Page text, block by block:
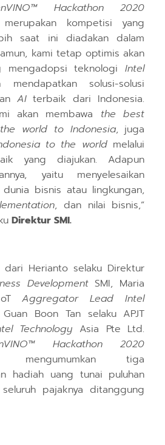
Hackathon 2020
kompetisi yang
saat ini diadakandalam
amun, kami tetap optimis akan
mengadopsi teknologiIntel
solusi-solusi
AIterbaik dari Indonesia.
akan membawa the best
world to Indonesia, juga
to the worldmelalui
yang diajukan. Adapun
nya, yaitu menyelesaikan
bisnis atau lingkungan,
, dan nilai bisnis,”
Direktur SMI.
Herianto selaku Direktur
Development SMI, Maria
IoTAggregator Lead Intel
Boon Tan selaku APJT
Technology Asia Pte Ltd.
Hackathon 2020
tiga
hadiah uang tunai puluhan
pajaknya ditanggung